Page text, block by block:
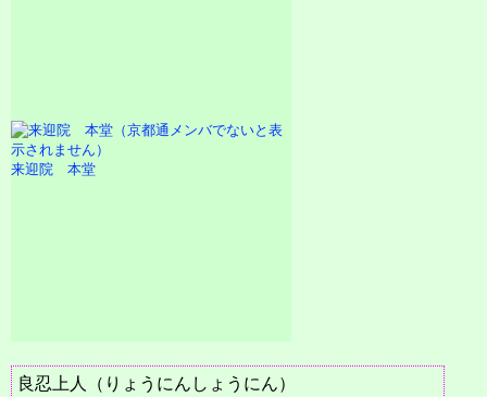
来迎院 本堂
良忍上人（りょうにんしょうにん）